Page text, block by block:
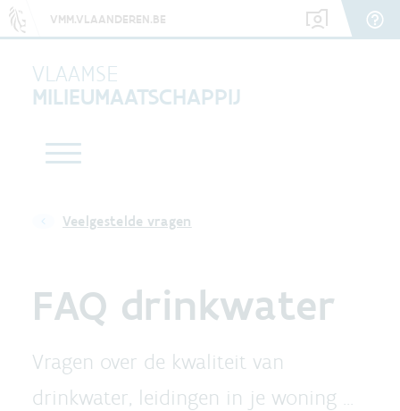
VMM.VLAANDEREN.BE
VLAAMSE
MILIEUMAATSCHAPPIJ
Veelgestelde vragen
FAQ drinkwater
Vragen over de kwaliteit van
drinkwater, leidingen in je woning ...